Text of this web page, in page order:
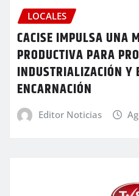
LOCALES
CACISE IMPULSA UNA
PRODUCTIVA PARA
INDUSTRIALIZACIÓN Y
ENCARNACIÓN
Editor Noticias